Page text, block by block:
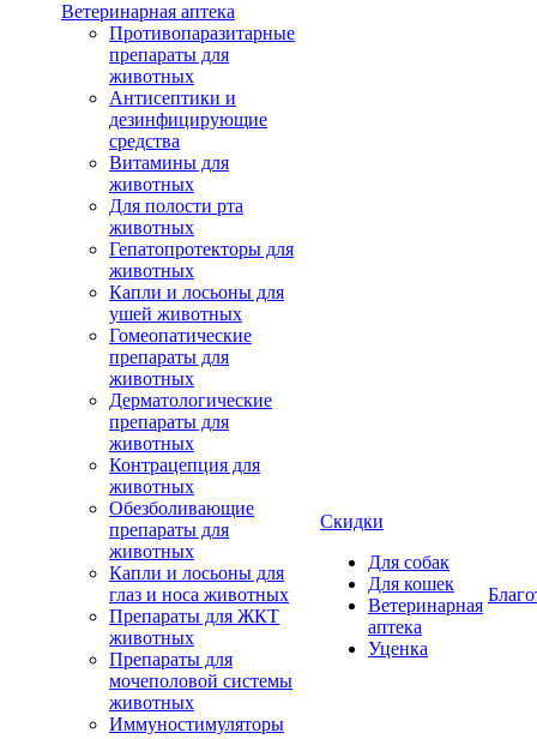
Ветеринарная аптека
Противопаразитарные
препараты для
животных
Антисептики и
дезинфицирующие
средства
Витамины для
животных
Для полости рта
животных
Гепатопротекторы для
животных
Капли и лосьоны для
ушей животных
Гомеопатические
препараты для
животных
Дерматологические
препараты для
животных
Контрацепция для
животных
Обезболивающие
препараты для
животных
Капли и лосьоны для
глаз и носа животных
Препараты для ЖКТ
животных
Препараты для
мочеполовой системы
животных
Иммуностимуляторы
Скидки
Для собак
Для кошек
Ветеринарная
аптека
Уценка